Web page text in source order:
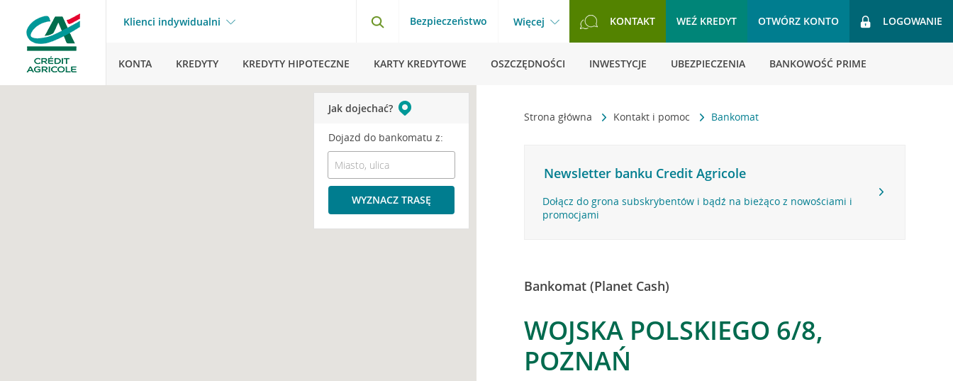
Klienci indywidualni Bezpieczeństwo Więcej KONTAKT WEŹ KREDYT OTWÓRZ KONTO LOGOWANIE
KONTA KREDYTY KREDYTY HIPOTECZNE KARTY KREDYTOWE OSZCZĘDNOŚCI INWESTYCJE UBEZPIECZENIA BANKOWOŚĆ PRIME
Strona główna Kontakt i pomoc Bankomat
Newsletter banku Credit Agricole
Dołącz do grona subskrybentów i bądź na bieżąco z nowościami i
promocjami
Bankomat (Planet Cash)
WOJSKA POLSKIEGO 6/8,
POZNAŃ
Jak dojechać?
Dojazd do bankomatu z:
WYZNACZ TRASĘ